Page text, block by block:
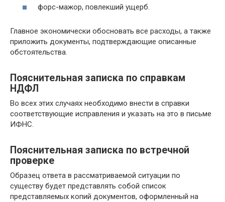
форс-мажор, повлекший ущерб.
Главное экономически обосновать все расходы, а также
приложить документы, подтверждающие описанные
обстоятельства.
Пояснительная записка по справкам
НДФЛ
Во всех этих случаях необходимо внести в справки
соответствующие исправления и указать на это в письме
ИФНС.
Пояснительная записка по встречной
проверке
Образец ответа в рассматриваемой ситуации по
существу будет представлять собой список
представляемых копий документов, оформленный на